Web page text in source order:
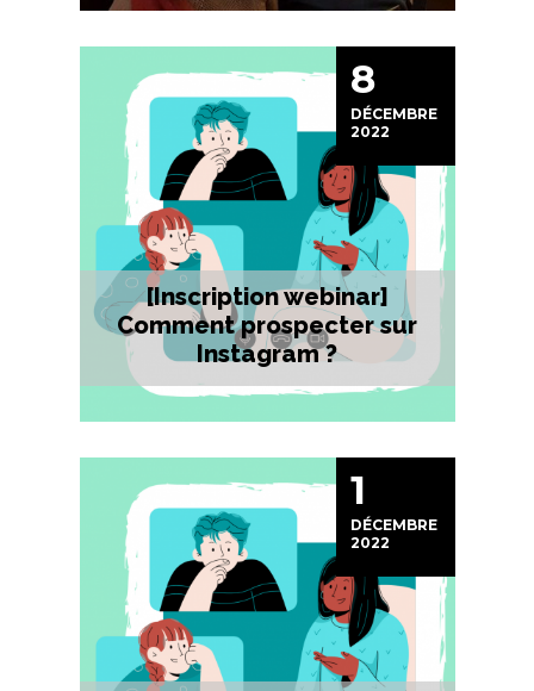
8
DÉCEMBRE
2022
[Inscription webinar]
Comment prospecter sur
Instagram ?
1
DÉCEMBRE
2022